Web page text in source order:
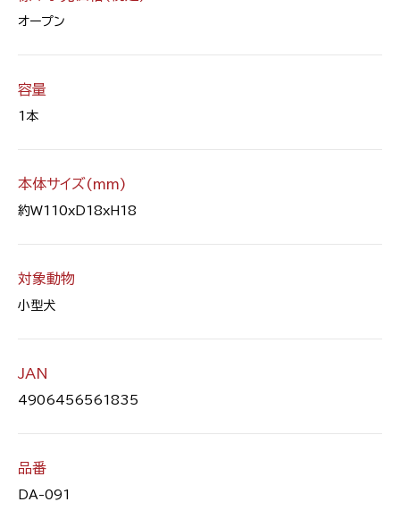
オープン
容量
1本
本体サイズ(mm)
約W110xD18xH18
対象動物
小型犬
JAN
4906456561835
品番
DA-091